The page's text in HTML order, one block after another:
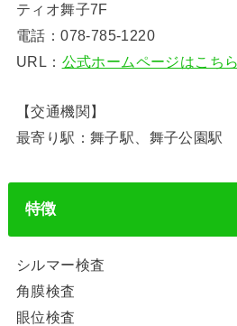
ティオ舞子7F
電話：078-785-1220
URL： 公式ホームページはこち
【交通機関】
最寄り駅：舞子駅、舞子公園駅
特徴
シルマー検査
角膜検査
眼位検査